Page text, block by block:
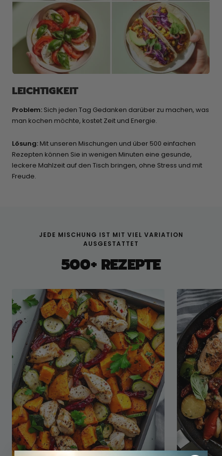
LEICHTIGKEIT
Problem: Sich jeden Tag Gedanken darüber zu machen, was
man kochen möchte, kostet Zeit und Energie.
Lösung: Mit unseren Mischungen und über 500 einfachen
Rezepten können Sie in wenigen Minuten eine gesunde,
leckere Mahlzeit auf den Tisch bringen, ohne Stress und mit
Freude.
JEDE MISCHUNG IST MIT VIEL VARIATION
AUSGESTATTET
500+ REZEPTE